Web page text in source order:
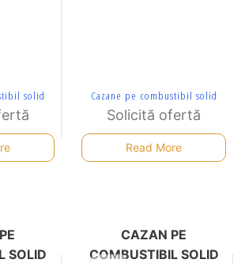
solid Cazane pe combustibil solid
Solicită ofertă
Read More
SOLID
CAZAN PE
COMBUSTIBIL SOLID